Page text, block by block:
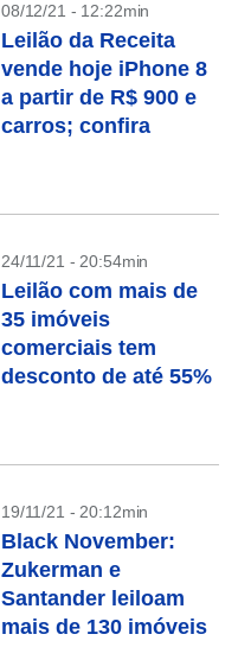
08/12/21 - 12:22min
Leilão da Receita
vende hoje iPhone 8
a partir de R$ 900 e
carros; confira
24/11/21 - 20:54min
Leilão com mais de
35 imóveis
comerciais tem
desconto de até 55%
19/11/21 - 20:12min
Black November:
Zukerman e
Santander leiloam
mais de 130 imóveis